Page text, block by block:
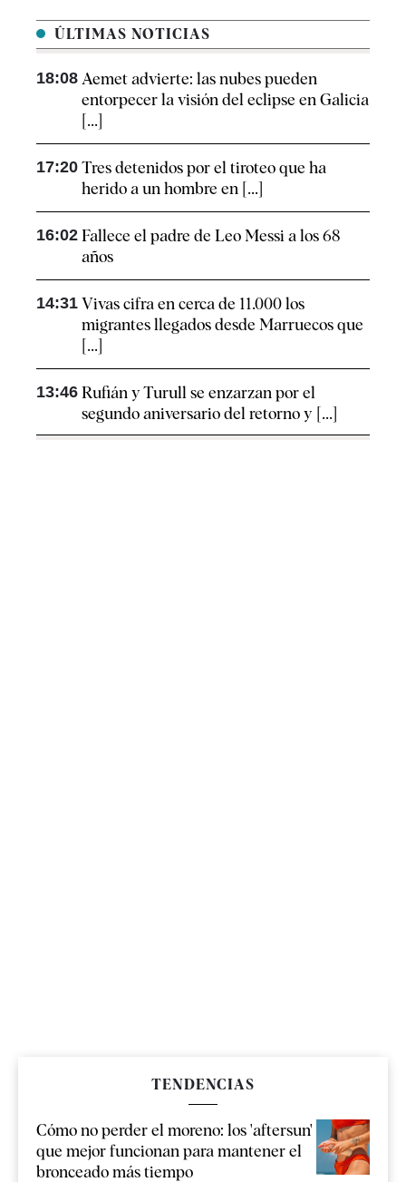
ÚLTIMAS NOTICIAS
18:08 Aemet advierte: las nubes pueden
entorpecer la visión del eclipse en Galicia
[...]
17:20 Tres detenidos por el tiroteo que ha
herido a un hombre en [...]
16:02 Fallece el padre de Leo Messi a los 68
años
14:31 Vivas cifra en cerca de 11.000 los
migrantes llegados desde Marruecos que
[...]
13:46 Rufián y Turull se enzarzan por el
segundo aniversario del retorno y [...]
TENDENCIAS
Cómo no perder el moreno: los 'aftersun'
que mejor funcionan para mantener el
bronceado más tiempo